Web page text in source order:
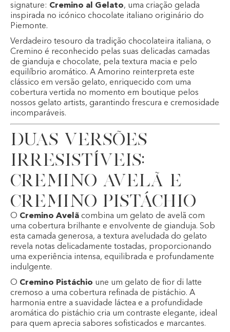
signature: Cremino al Gelato, uma criação gelada
inspirada no icónico chocolate italiano originário do
Piemonte.
Verdadeiro tesouro da tradição chocolateira italiana, o
Cremino é reconhecido pelas suas delicadas camadas
de gianduja e chocolate, pela textura macia e pelo
equilíbrio aromático. A Amorino reinterpreta este
clássico em versão gelato, enriquecido com uma
cobertura vertida no momento em boutique pelos
nossos gelato artists, garantindo frescura e cremosidade
incomparáveis.
Duas versões
irresistíveis:
Cremino Avelã e
Cremino Pistáchio
O Cremino Avelã combina um gelato de avelã com
uma cobertura brilhante e envolvente de gianduja. Sob
esta camada generosa, a textura aveludada do gelato
revela notas delicadamente tostadas, proporcionando
uma experiência intensa, equilibrada e profundamente
indulgente.
O Cremino Pistáchio une um gelato de fior di latte
cremoso a uma cobertura refinada de pistáchio. A
harmonia entre a suavidade láctea e a profundidade
aromática do pistáchio cria um contraste elegante, ideal
para quem aprecia sabores sofisticados e marcantes.